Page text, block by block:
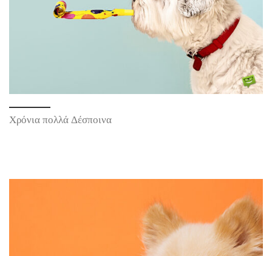
Χρόνια πολλά Δέσποινα